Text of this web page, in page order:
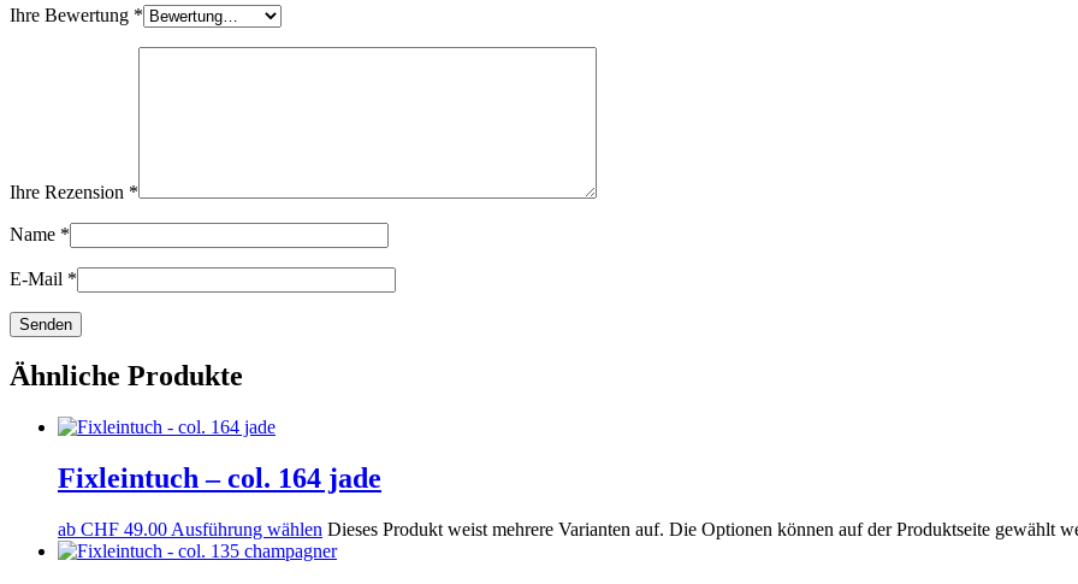
Ihre Bewertung *
Ihre Rezension *
Name *
E-Mail *
Ähnliche Produkte
Fixleintuch – col. 164 jade
ab CHF 49.00 Ausführung wählen Dieses Produkt weist mehrere Varianten auf. Die Optionen können auf der Produktseite gewählt